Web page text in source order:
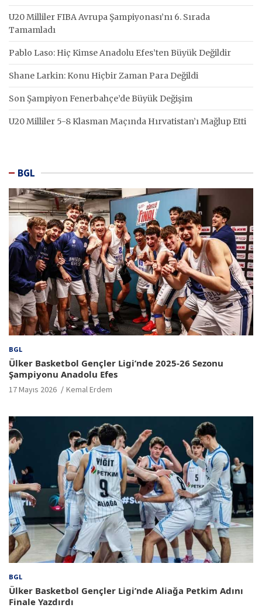
U20 Milliler FIBA Avrupa Şampiyonası’nı 6. Sırada
Tamamladı
Pablo Laso: Hiç Kimse Anadolu Efes’ten Büyük Değildir
Shane Larkin: Konu Hiçbir Zaman Para Değildi
Son Şampiyon Fenerbahçe’de Büyük Değişim
U20 Milliler 5-8 Klasman Maçında Hırvatistan’ı Mağlup Etti
BGL
BGL
Ülker Basketbol Gençler Ligi’nde 2025-26 Sezonu
Şampiyonu Anadolu Efes
17 Mayıs 2026 Kemal Erdem
BGL
Ülker Basketbol Gençler Ligi’nde Aliağa Petkim Adını
Finale Yazdırdı